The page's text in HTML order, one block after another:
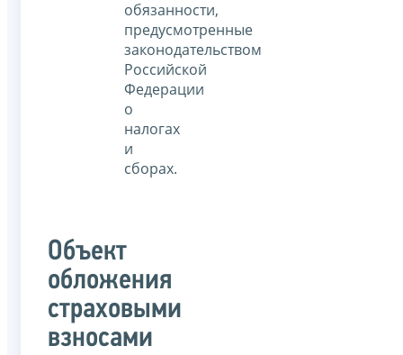
обязанности,
предусмотренные
законодательством
Российской
Федерации
о
налогах
и
сборах.
Объект
обложения
страховыми
взносами